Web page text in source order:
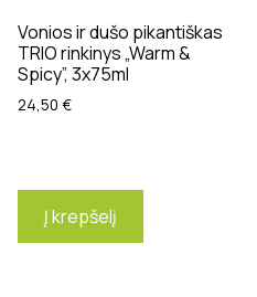
Vonios ir dušo pikantiškas
TRIO rinkinys „Warm &
Spicy”, 3x75ml
24,50 €
Į krepšelį